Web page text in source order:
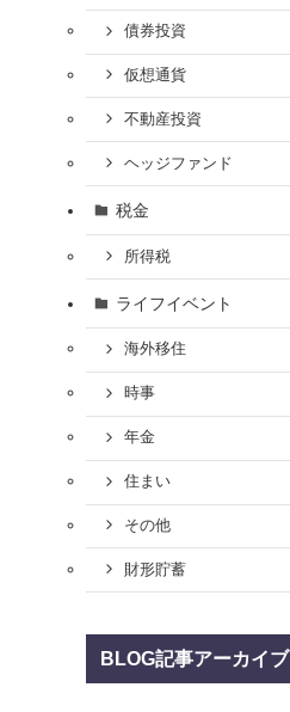
債券投資
仮想通貨
不動産投資
ヘッジファンド
税金
所得税
ライフイベント
海外移住
時事
年金
住まい
その他
財形貯蓄
BLOG記事アーカイブ